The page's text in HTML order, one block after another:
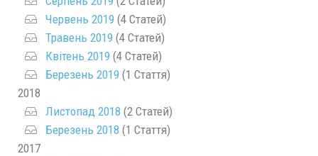
Червень 2019 (4 Статей)
Травень 2019 (4 Статей)
Квітень 2019 (4 Статей)
Березень 2019 (1 Стаття)
2018
Листопад 2018 (2 Статей)
Березень 2018 (1 Стаття)
2017